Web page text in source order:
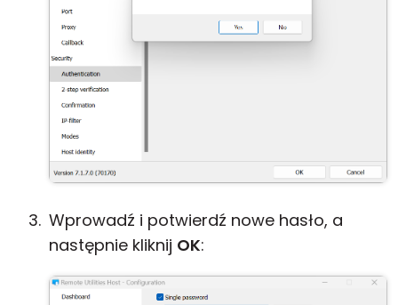
Wprowadź i potwierdź nowe hasło, a
następnie kliknij OK: